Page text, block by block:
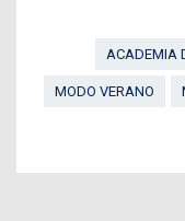
ACADEMIA
MODO VERANO